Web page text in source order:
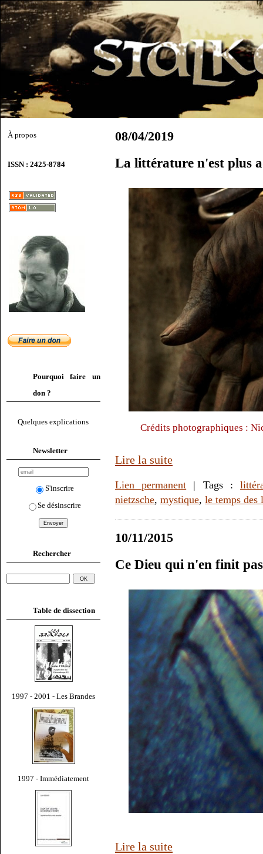
À propos
ISSN : 2425-8784
Pourquoi faire un
don ?
Quelques explications
Newsletter
S'inscrire
Se désinscrire
Rechercher
Table de dissection
1997 - 2001 - Les Brandes
1997 - Immédiatement
08/04/2019
La littérature n'est plus
Crédits photographiques :
Lire la suite
Lien permanent | Tags :
nietzsche, mystique, le temps des
10/11/2015
Ce Dieu qui n'en finit
Lire la suite